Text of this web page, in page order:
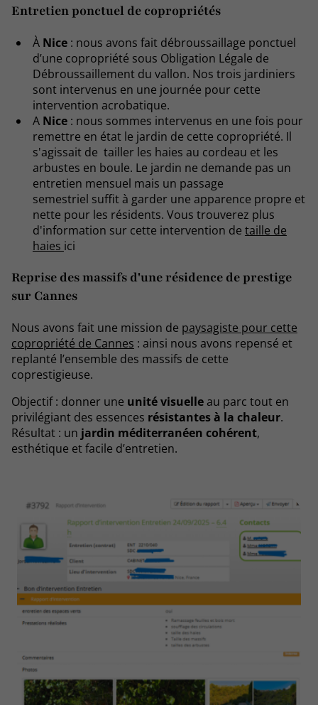
Entretien ponctuel de copropriétés
À Nice: nous avons fait débroussaillage ponctuel
d’une copropriété sous Obligation Légale de
Débroussaillement du vallon. Nos trois jardiniers
sont intervenus en une journée pour cette
intervention acrobatique.
A Nice : nous sommes intervenus en une fois pour
remettre en état le jardin de cette copropriété. Il
s'agissait de tailler les haies au cordeau et les
arbustes en boule. Le jardin ne demande pas un
entretien mensuel mais un passage
semestriel suffit à garder une apparence propre et
nette pour les résidents. Vous trouverez plus
d'information sur cette intervention de taille de
haies ici
Reprise des massifs d'une résidence de prestige
sur Cannes
Nous avons fait une mission de paysagiste pour cette
copropriété de Cannes : ainsi nous avons repensé et
replanté l’ensemble des massifs de cette
coprestigieuse.
Objectif : donner une unité visuelleau parc tout en
privilégiant des essences résistantes à la chaleur.
Résultat : un jardin méditerranéen cohérent,
esthétique et facile d’entretien.